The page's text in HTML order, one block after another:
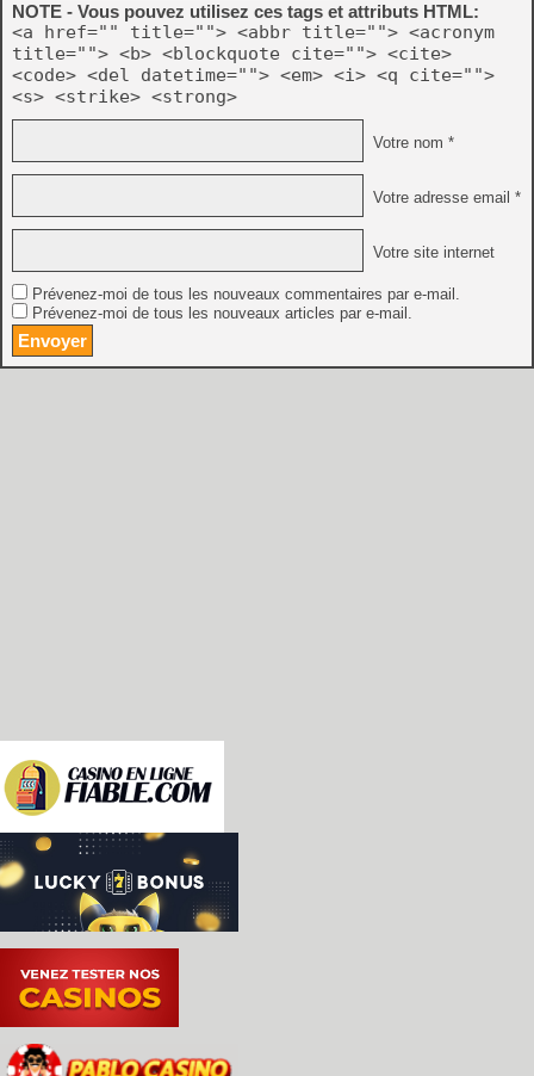
NOTE - Vous pouvez utilisez ces tags et attributs HTML:
<a href="" title=""> <abbr title=""> <acronym
title=""> <b> <blockquote cite=""> <cite>
<code> <del datetime=""> <em> <i> <q cite="">
<s> <strike> <strong>
Votre nom *
Votre adresse email *
Votre site internet
Prévenez-moi de tous les nouveaux commentaires par e-mail.
Prévenez-moi de tous les nouveaux articles par e-mail.